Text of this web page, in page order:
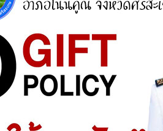
ศูนย์ร้องเรียน
รป้องกันและปราบปรามการ
การป้องกันและปราบปรามการ